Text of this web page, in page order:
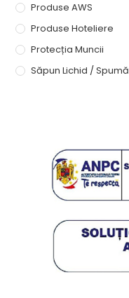
Produse AWS
Produse Hoteliere
Protecția Muncii
Săpun Lichid / Spumă